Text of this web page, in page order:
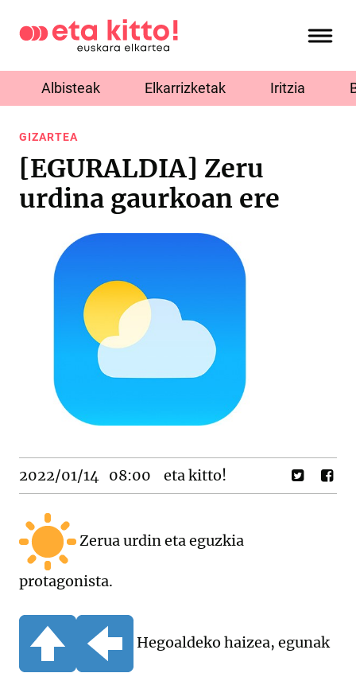
Albisteak Elkarrizketak Iritzia
GIZARTEA
[EGURALDIA] Zeru
urdina gaurkoan ere
2022/01/14 08:00 eta kitto!
Zerua urdin eta eguzkia
protagonista.
Hegoaldeko haizea, egunak